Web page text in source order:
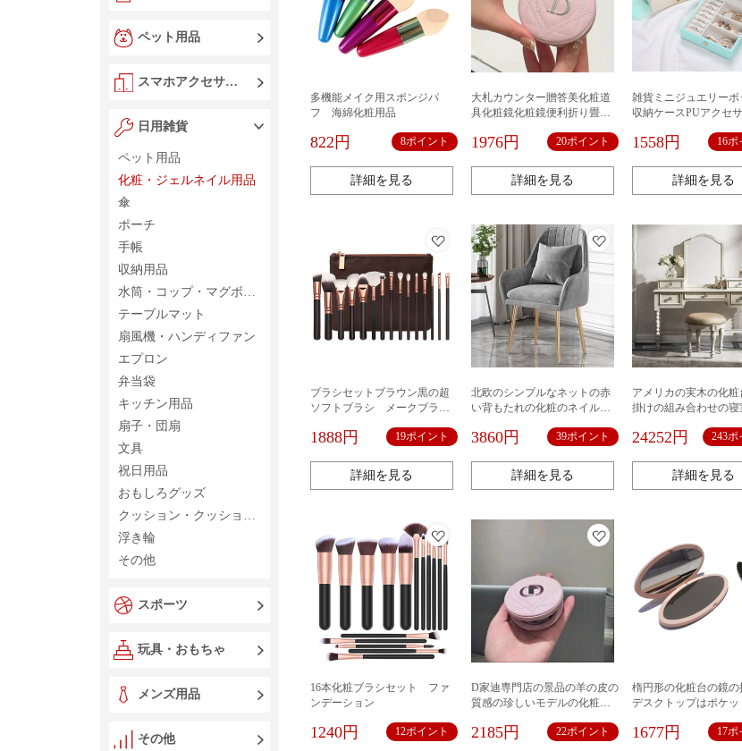
ペット用品
スマホアクセサリー
日用雑貨
ペット用品
化粧・ジェルネイル用品
傘
ポーチ
手帳
収納用品
水筒・コップ・マグボトル
テーブルマット
扇風機・ハンディファン
エプロン
弁当袋
キッチン用品
扇子・団扇
文具
祝日用品
おもしろグッズ
クッション・クッションカバー
浮き輪
その他
スポーツ
玩具・おもちゃ
メンズ用品
その他
多機能メイク用スポンジパ
フ 海綿化粧用品
822円 8ポイント
詳細を見る
大札カウンター贈答美化粧道
具化粧鏡化粧鏡便利折り畳み
1976円 20ポイント
詳細を見る
雑貨ミニジュエリーボ
収納ケースPUアクセ
セサリー収納ケース プ
レス小物入れ ボックス
納ケース 持ち運び 箱
1558円 16ポ
詳細を見る
ブラシセットブラウン黒の超
ソフトブラシ メークブラシ
1888円 19ポイント
詳細を見る
北欧のシンプルなネットの赤
い背もたれの化粧のネイルの
子の家庭用の女子学生の化粧
3860円 39ポイント
詳細を見る
アメリカの実木の化粧
掛けの組み合わせの寝
化粧台の引き出し式の
24252円 243ポ
詳細を見る
16本化粧ブラシセット ファ
ンデーション
1240円 12ポイント
D家迪専門店の景品の羊の皮の
質感の珍しいモデルの化粧品
のポケットの鏡は携帯しま
2185円 22ポイント
楕円形の化粧台の鏡の
デスクトップはポケッ
す。
1677円 17ポ